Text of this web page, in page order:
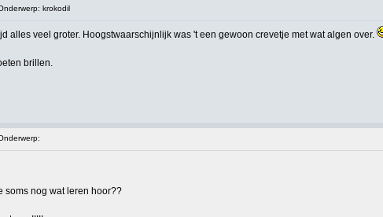
krokodil
alles veel groter. Hoogstwaarschijnlijk was 't een gewoon crevetje met wat algen over.
brillen.
soms nog wat leren hoor??